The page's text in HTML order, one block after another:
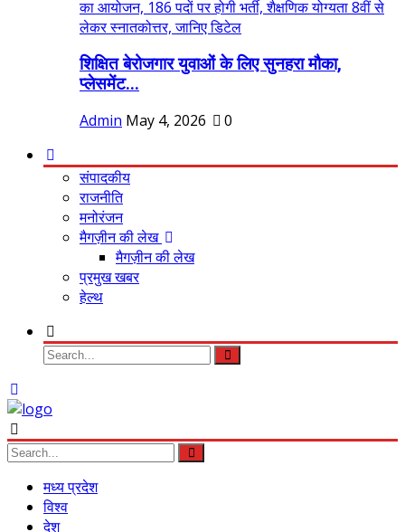
शिक्षित बेरोजगार युवाओं के लिए सुनहरा मौका,
प्लेसमेंट...
Admin May 4, 2026 0
संपादकीय
राजनीति
मनोरंजन
मैगज़ीन की लेख
मैगज़ीन की लेख
प्रमुख खबर
हेल्थ
मध्य प्रदेश
विश्व
देश